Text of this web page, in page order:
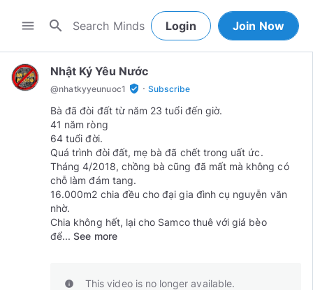
menu search Login Join Now
Nhật Ký Yêu Nước
@nhatkyyeunuoc1 verified_user · Subscribe
Bà đã đòi đất từ năm 23 tuổi đến giờ.
41 năm ròng
64 tuổi đời.
Quá trình đòi đất, mẹ bà đã chết trong uất ức.
Tháng 4/2018, chồng bà cũng đã mất mà không có
chỗ làm đám tang.
16.000m2 chia đều cho đại gia đình cụ nguyễn văn
nhờ.
Chia không hết, lại cho Samco thuê với giá bèo
để... See more
info This video is no longer available.